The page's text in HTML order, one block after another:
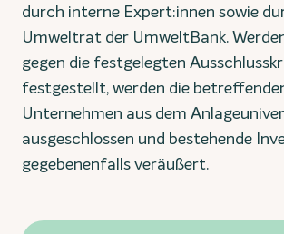
durch interne Expert:innen sowie
Umweltrat der UmweltBank.
gegen die festgelegten
festgestellt, werden die
Unternehmen aus dem
ausgeschlossen und bestehende
gegebenenfalls veräußert.